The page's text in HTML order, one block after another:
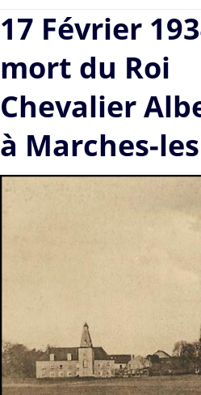
17 Février
mort du Roi
Chevalier
à Marches-